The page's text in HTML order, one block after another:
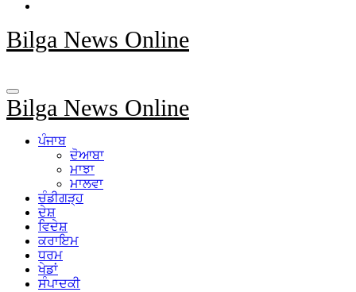
Bilga News Online
Bilga News Online
ਪੰਜਾਬ
ਦੋਆਬਾ
ਮਾਝਾ
ਮਾਲਵਾ
ਚੰਡੀਗੜ੍ਹ
ਦੇਸ਼
ਵਿਦੇਸ਼
ਕਰਾਇਮ
ਧਰਮ
ਖੇਡਾਂ
ਸੰਪਾਦਕੀ